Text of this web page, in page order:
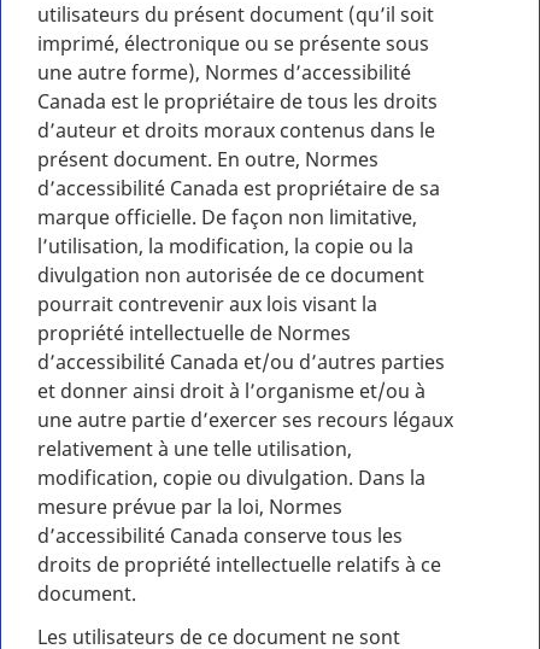
utilisateurs du présent document (qu’il soit
imprimé, électronique ou se présente sous
une autre forme), Normes d’accessibilité
Canada est le propriétaire de tous les droits
d’auteur et droits moraux contenus dans le
présent document. En outre, Normes
d’accessibilité Canada est propriétaire de sa
marque officielle. De façon non limitative,
l’utilisation, la modification, la copie ou la
divulgation non autorisée de ce document
pourrait contrevenir aux lois visant la
propriété intellectuelle de Normes
d’accessibilité Canada et/ou d’autres parties
et donner ainsi droit à l’organisme et/ou à
une autre partie d’exercer ses recours légaux
relativement à une telle utilisation,
modification, copie ou divulgation. Dans la
mesure prévue par la loi, Normes
d’accessibilité Canada conserve tous les
droits de propriété intellectuelle relatifs à ce
document.
Les utilisateurs de ce document ne sont